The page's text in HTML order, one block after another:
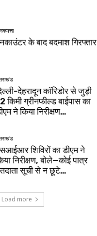
के बाद बदमाश गिरफ्तार
देहरादून कॉरिडोर से जुड़ी
किमी ग्रीनफील्ड बाईपास का
ने किया निरीक्षण…
शिविरों का डीएम ने
निरीक्षण, बोले—कोई पात्र
सूची से न छूटे…
Load more